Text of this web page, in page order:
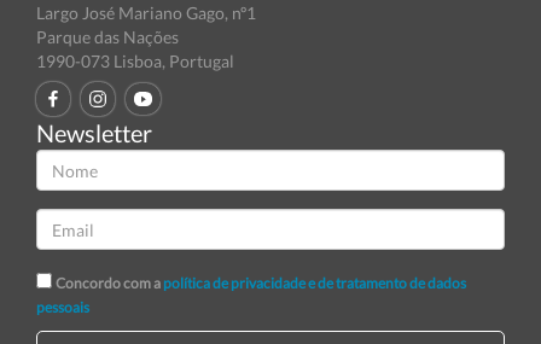
Largo José Mariano Gago, nº1
Parque das Nações
1990-073 Lisboa, Portugal
Newsletter
Concordo com a política de privacidade e de tratamento de dados
pessoais